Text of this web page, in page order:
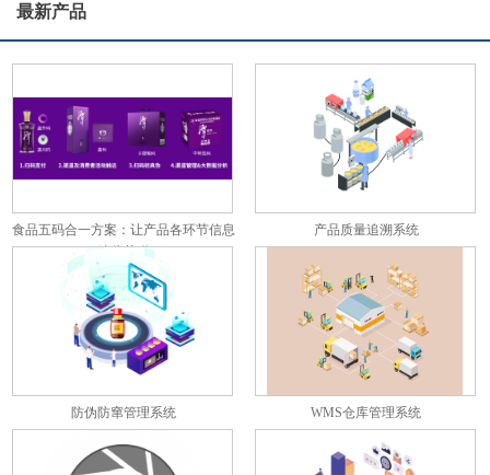
最新产品
食品五码合一方案：让产品各环节信息
彼此关联
产品质量追溯系统
防伪防窜管理系统 WMS仓库管理系统